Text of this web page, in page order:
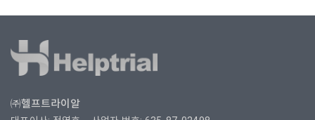
㈜헬프트라이알